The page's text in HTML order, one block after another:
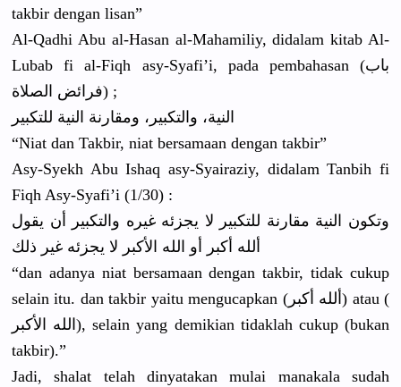
takbir dengan lisan”
Al-Qadhi Abu al-Hasan al-Mahamiliy, didalam kitab Al-
Lubab fi al-Fiqh asy-Syafi’i, pada pembahasan (باب
فرائض الصلاة) ;
النية، والتكبير، ومقارنة النية للتكبير
“Niat dan Takbir, niat bersamaan dengan takbir”
Asy-Syekh Abu Ishaq asy-Syairaziy, didalam Tanbih fi
Fiqh Asy-Syafi’i (1/30) :
وتكون النية مقارنة للتكبير لا يجزئه غيره والتكبير أن يقول
ألله أكبر أو الله الأكبر لا يجزئه غير ذلك
“dan adanya niat bersamaan dengan takbir, tidak cukup
selain itu. dan takbir yaitu mengucapkan (ألله أكبر) atau (
الله الأكبر), selain yang demikian tidaklah cukup (bukan
takbir).”
Jadi, shalat telah dinyatakan mulai manakala sudah